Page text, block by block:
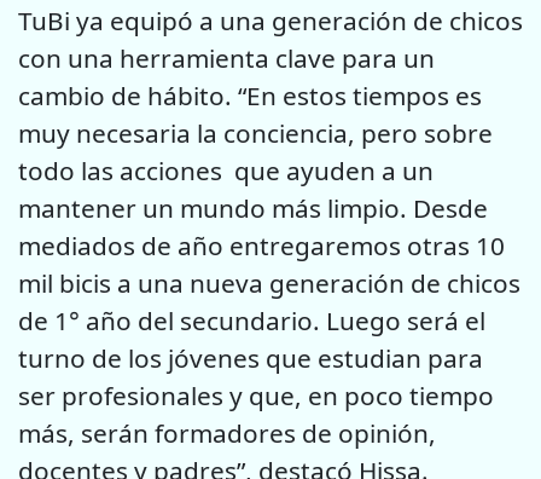
TuBi ya equipó a una generación de chicos
con una herramienta clave para un
cambio de hábito. “En estos tiempos es
muy necesaria la conciencia, pero sobre
todo las acciones que ayuden a un
mantener un mundo más limpio. Desde
mediados de año entregaremos otras 10
mil bicis a una nueva generación de chicos
de 1° año del secundario. Luego será el
turno de los jóvenes que estudian para
ser profesionales y que, en poco tiempo
más, serán formadores de opinión,
docentes y padres”, destacó Hissa.